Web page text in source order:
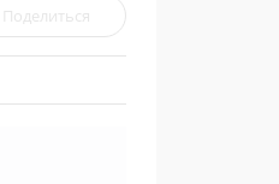
Поделиться